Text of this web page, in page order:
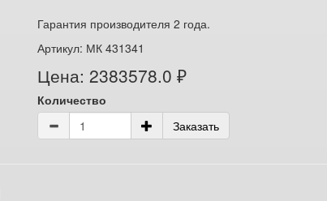
Гарантия производителя 2 года.
Артикул: МК 431341
Цена: 2383578.0 ₽
Количество
Заказать